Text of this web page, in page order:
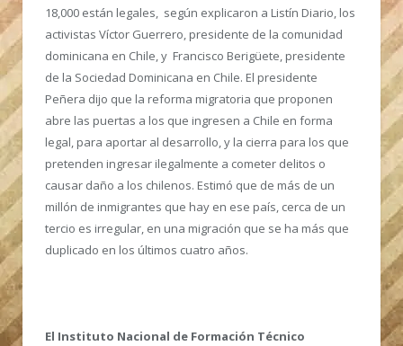
18,000 están legales, según explicaron a Listín Diario, los
activistas Víctor Guerrero, presidente de la comunidad
dominicana en Chile, y Francisco Berigüete, presidente
de la Sociedad Dominicana en Chile. El presidente
Peñera dijo que la reforma migratoria que proponen
abre las puertas a los que ingresen a Chile en forma
legal, para aportar al desarrollo, y la cierra para los que
pretenden ingresar ilegalmente a cometer delitos o
causar daño a los chilenos. Estimó que de más de un
millón de inmigrantes que hay en ese país, cerca de un
tercio es irregular, en una migración que se ha más que
duplicado en los últimos cuatro años.
El Instituto Nacional de Formación Técnico